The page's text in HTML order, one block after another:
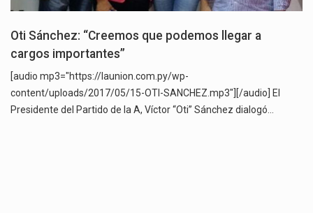
Oti Sánchez: “Creemos que podemos llegar a
cargos importantes”
[audio mp3="https://launion.com.py/wp-
content/uploads/2017/05/15-OTI-SANCHEZ.mp3"][/audio] El
Presidente del Partido de la A, Víctor “Oti” Sánchez dialogó…